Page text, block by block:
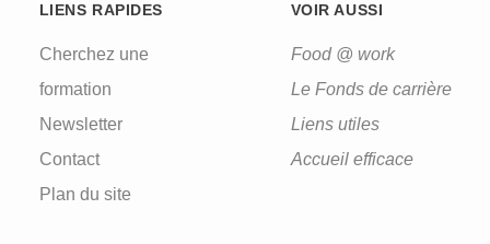
LIENS RAPIDES
Cherchez une
formation
Newsletter
Contact
Plan du site
VOIR AUSSI
Food @ work
Le Fonds de carrière
Liens utiles
Accueil efficace